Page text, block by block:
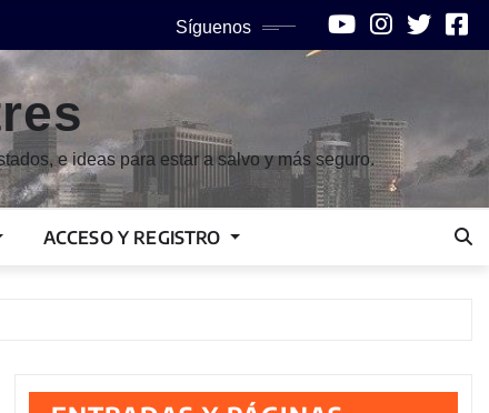
Síguenos
e ideas para estar a salvo y más seguro.
ACCESO Y REGISTRO